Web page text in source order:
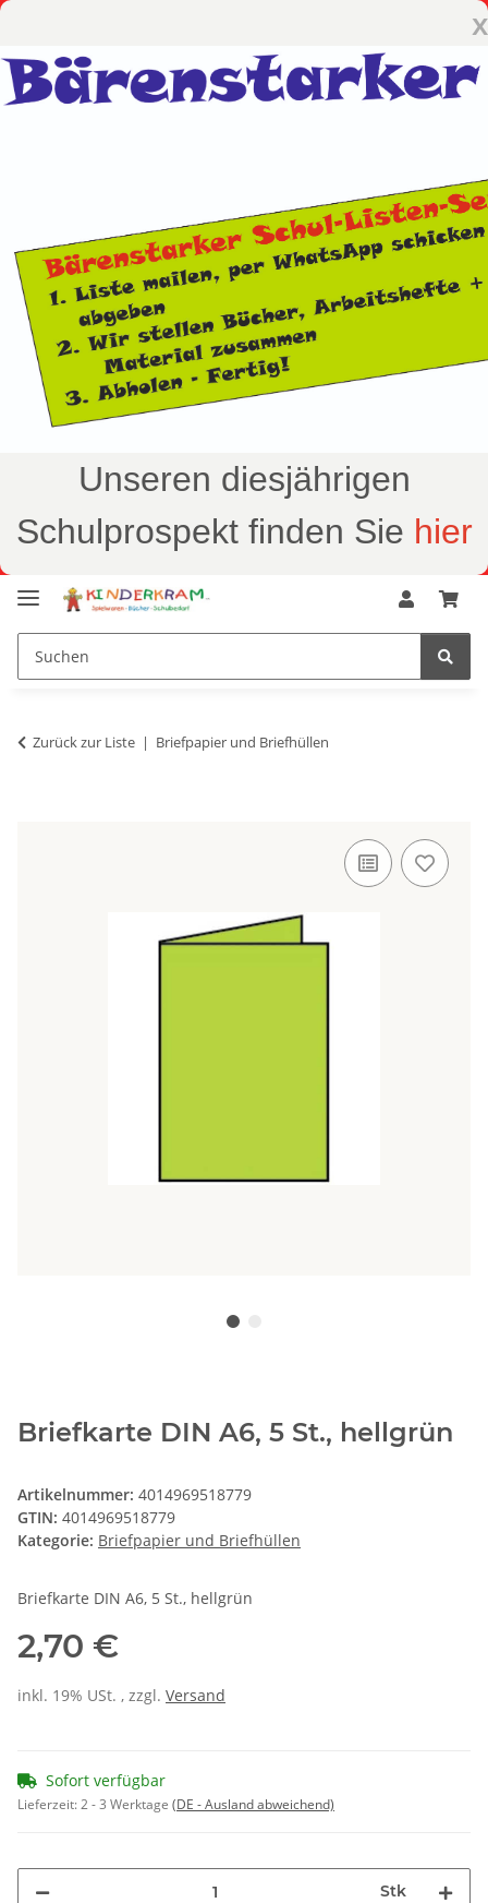
x
Unseren diesjährigen
Schulprospekt finden Sie hier
Zurück zur Liste Briefpapier und Briefhüllen
Briefkarte DIN A6, 5 St., hellgrün
Artikelnummer: 4014969518779
GTIN: 4014969518779
Kategorie: Briefpapier und Briefhüllen
Briefkarte DIN A6, 5 St., hellgrün
2,70 €
inkl. 19% USt. , zzgl. Versand
Sofort verfügbar
Lieferzeit:2 - 3 Werktage (DE - Ausland abweichend)
Stk